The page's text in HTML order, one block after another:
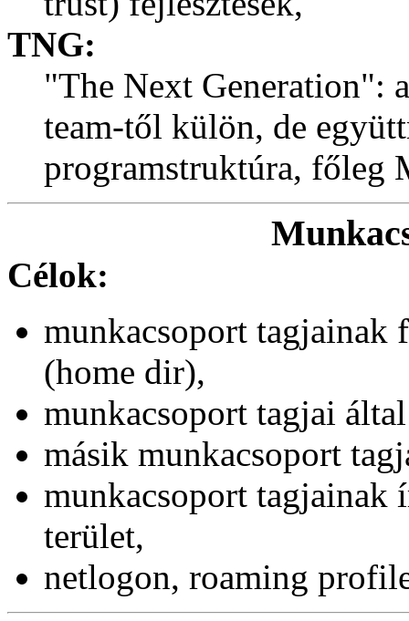
TNG:
"The Next Generation":
team-től külön, de
programstruktúra, főleg
Célok:
munkacsoport tagjainak
(home dir),
munkacsoport tagjai
másik munkacsoport
munkacsoport tagjainak
terület,
netlogon, roaming